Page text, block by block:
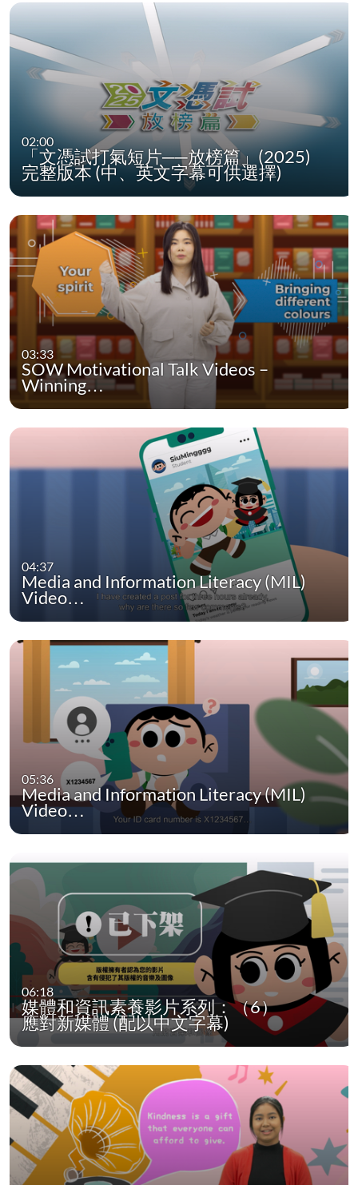
02:00
「文憑試打氣短片──放榜篇」(2025)
完整版本 (中、英文字幕可供選擇)
03:33
SOW Motivational Talk Videos –
Winning…
04:37
Media and Information Literacy (MIL)
Video…
05:36
Media and Information Literacy (MIL)
Video…
06:18
媒體和資訊素養影片系列：（6）
應對新媒體 (配以中文字幕)